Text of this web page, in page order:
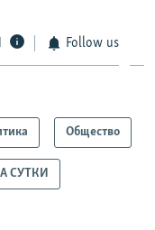
Follow us
Общество
СУТКИ